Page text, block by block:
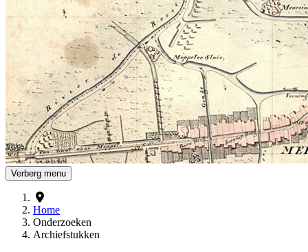
Verberg menu
Home
Onderzoeken
Archiefstukken